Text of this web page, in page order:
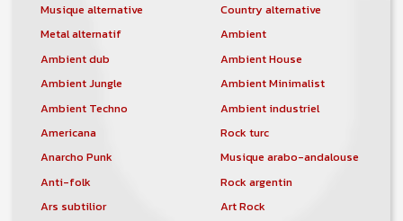
Musique alternative
Country alternative
Metal alternatif
Ambient
Ambient dub
Ambient House
Ambient Jungle
Ambient Minimalist
Ambient Techno
Ambient industriel
Americana
Rock turc
Anarcho Punk
Musique arabo-andalouse
Anti-folk
Rock argentin
Ars subtilior
Art Rock